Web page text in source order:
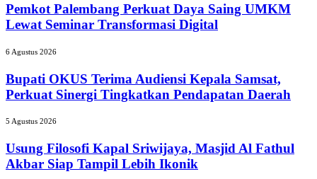
Perkuat
Daya
Saing
Lewat
Transformasi
Digital
Pemkot Palembang Perkuat Daya Saing UMKM
Lewat Seminar Transformasi Digital
Bupati
Terima
Audiensi
Kepala
Perkuat
Tingkatkan
Pendapatan
6 Agustus 2026
Bupati OKUS Terima Audiensi Kepala Samsat,
Perkuat Sinergi Tingkatkan Pendapatan Daerah
Usung
Kapal
Sriwijaya,
Masjid
5 Agustus 2026
Usung Filosofi Kapal Sriwijaya, Masjid Al Fathul
Akbar Siap Tampil Lebih Ikonik